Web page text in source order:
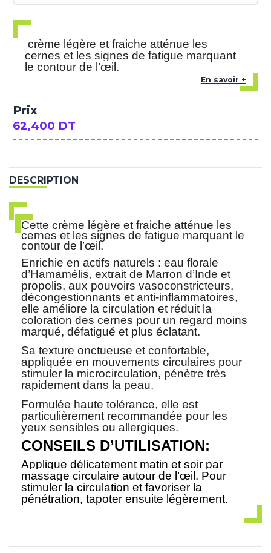
crème légère et fraiche atténue les
cernes et les signes de fatigue marquant
le contour de l’œil.
En savoir +
Prix
62,400 DT
DESCRIPTION
Cette crème légère et fraiche atténue les
cernes et les signes de fatigue marquant le
contour de l’œil.
Enrichie en actifs naturels : eau florale
d’Hamamélis, extrait de Marron d’Inde et
propolis, aux pouvoirs vasoconstricteurs,
décongestionnants et anti-inflammatoires,
elle améliore la circulation et réduit la
coloration des cernes pour un regard moins
marqué, défatigué et plus éclatant.
Sa texture onctueuse et confortable,
appliquée en mouvements circulaires pour
stimuler la microcirculation, pénètre très
rapidement dans la peau.
Formulée haute tolérance, elle est
particulièrement recommandée pour les
yeux sensibles ou allergiques.
CONSEILS D’UTILISATION:
Applique délicatement matin et soir par
massage circulaire autour de l’œil. Pour
stimuler la circulation et favoriser la
pénétration, tapoter ensuite légèrement.